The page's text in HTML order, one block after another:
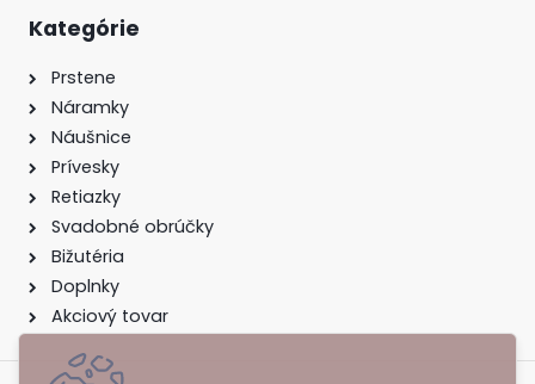
Kategórie
Prstene
Náramky
Náušnice
Prívesky
Retiazky
Svadobné obrúčky
Bižutéria
Doplnky
Akciový tovar